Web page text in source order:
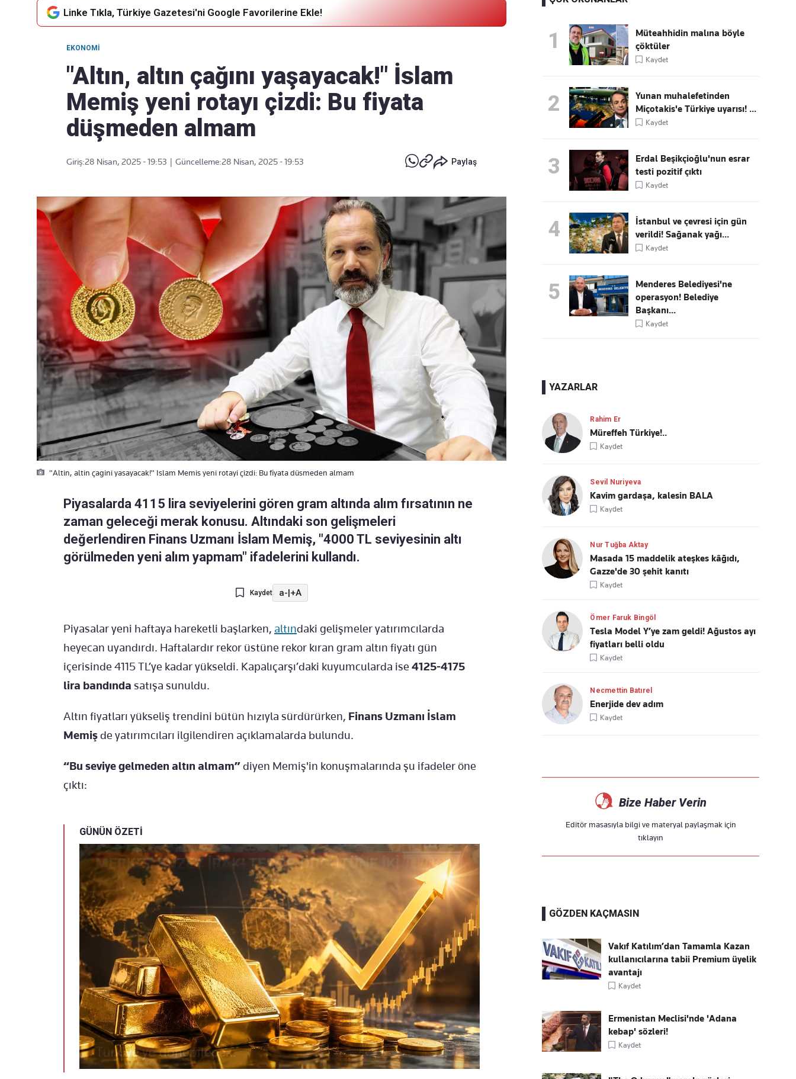
akışımıza ulaşın
Editör masamıza bilgi ve materyal
göndermek içintıklayın
Kaçırmayın
Ücretsiz üye olun, gündemi
Linke Tıkla, Türkiye Gazetesi'ni Google Favorilerine Ekle!
EKONOMI
"Altın, altın çağını yaşayacak!" İslam
Memiş yeni rotayı çizdi: Bu fiyata
düşmeden almam
Giriş:28 Nisan, 2025 - 19:53 Güncelleme:28 Nisan, 2025 - 19:53 Paylaş
"Altin, altin çagini yasayacak!" Islam Memis yeni rotayi çizdi: Bu fiyata düsmeden almam
Piyasalarda 4115 lira seviyelerini gören gram altında alım fırsatının ne
zaman geleceği merak konusu. Altındaki son gelişmeleri
değerlendiren Finans Uzmanı İslam Memiş, "4000 TL seviyesinin altı
görülmeden yeni alım yapmam" ifadelerini kullandı.
Kaydet a-|+A
Piyasalar yeni haftaya hareketli başlarken, altındaki gelişmeler yatırımcılarda
heyecan uyandırdı. Haftalardır rekor üstüne rekor kıran gram altın fiyatı gün
içerisinde 4115 TL’ye kadar yükseldi. Kapalıçarşı’daki kuyumcularda ise 4125-4175
lira bandında satışa sunuldu.
Altın fiyatları yükseliş trendini bütün hızıyla sürdürürken, Finans Uzmanı İslam
Memişde yatırımcıları ilgilendiren açıklamalarda bulundu.
“Bu seviye gelmeden altın almam”diyen Memiş'in konuşmalarında şu ifadeler öne
çıktı:
GÜNÜN ÖZETİ
1
Müteahhidin malına böyle
çöktüler
Kaydet
2
Yunan muhalefetinden
Miçotakis'e Türkiye uyarısı! ...
Kaydet
3
Erdal Beşikçioğlu'nun esrar
testi pozitif çıktı
Kaydet
4
İstanbul ve çevresi için gün
verildi! Sağanak yağı...
Kaydet
5
Menderes Belediyesi'ne
operasyon! Belediye
Başkanı...
Kaydet
YAZARLAR
Rahim Er
Müreffeh Türkiye!..
Kaydet
Sevil Nuriyeva
Kavim gardaşa, kalesin BALA
Kaydet
Nur Tuğba Aktay
Masada 15 maddelik ateşkes kâğıdı,
Gazze'de 30 şehit kanıtı
Kaydet
Ömer Faruk Bingöl
Tesla Model Y’ye zam geldi! Ağustos ayı
fiyatları belli oldu
Kaydet
Necmettin Batırel
Enerjide dev adım
Kaydet
Bize Haber Verin
Editör masasıyla bilgi ve materyal paylaşmak için
tıklayın
GÖZDEN KAÇMASIN
Vakıf Katılım’dan Tamamla Kazan
kullanıcılarına tabii Premium üyelik
avantajı
Kaydet
Ermenistan Meclisi'nde 'Adana
kebap' sözleri!
Kaydet